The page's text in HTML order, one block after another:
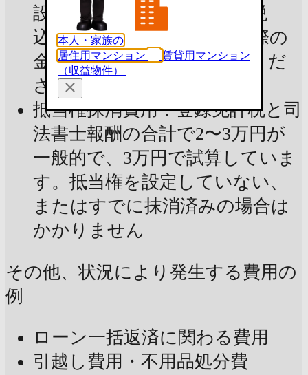
設定された上限金額（消費税
込）で試算しています。実際の
金額は不動産会社にご確認くだ
さい
抵当権抹消費用：登録免許税と司
法書士報酬の合計で2〜3万円が
一般的で、3万円で試算していま
す。抵当権を設定していない、
またはすでに抹消済みの場合は
かかりません
その他、状況により発生する費用の
例
ローン一括返済に関わる費用
引越し費用・不用品処分費
本人・家族の
居住用マンション
賃貸用マンション
（収益物件）